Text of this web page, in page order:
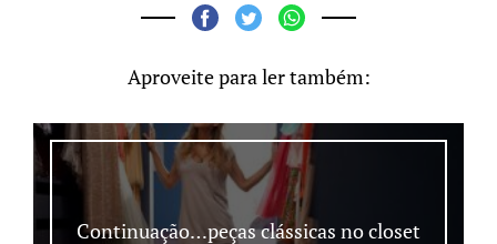
Aproveite para ler também:
Continuação…peças clássicas no closet